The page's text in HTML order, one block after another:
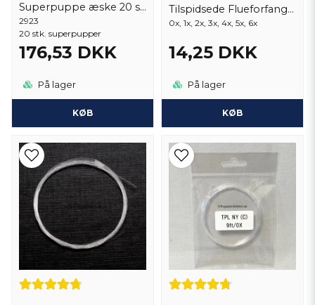
Superpuppe æske 20 stk.
2923
20 stk. superpupper
176,53 DKK
På lager
KØB
Tilspidsede Flueforfang 9 fod
0x, 1x, 2x, 3x, 4x, 5x, 6x
14,25 DKK
På lager
KØB